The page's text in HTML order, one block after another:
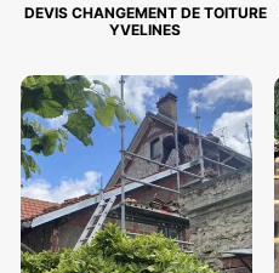
DEVIS CHANGEMENT DE TOITURE
YVELINES